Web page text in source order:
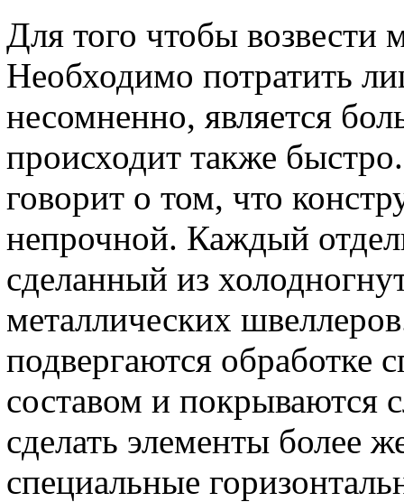
Для того чтобы возвести
Необходимо потратить
несомненно, является
происходит также
говорит о том, что
непрочной. Каждый
сделанный из
металлических
подвергаются обработке
составом и покрываются
сделать элементы более
специальные